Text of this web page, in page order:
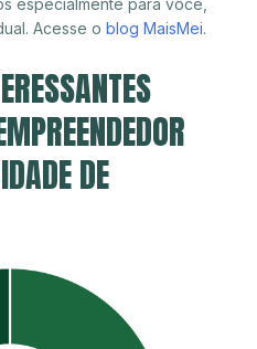
Acesse o blog MaisMei.
DE